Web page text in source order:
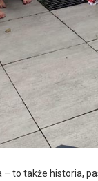
to także historia,